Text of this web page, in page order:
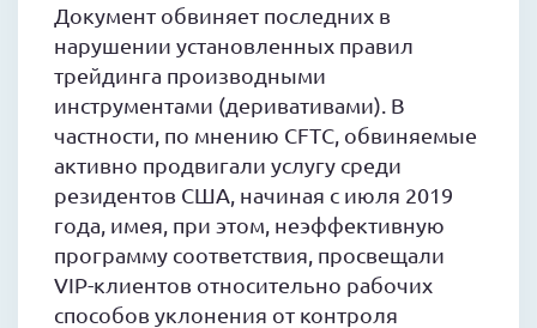
Документ обвиняет последних в
нарушении установленных правил
трейдинга производными
инструментами (деривативами). В
частности, по мнению CFTC, обвиняемые
активно продвигали услугу среди
резидентов США, начиная с июля 2019
года, имея, при этом, неэффективную
программу соответствия, просвещали
VIP-клиентов относительно рабочих
способов уклонения от контроля